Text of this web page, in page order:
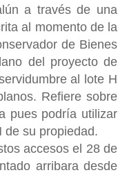
a través de una
al momento de la
de Bienes
del proyecto de
al lote H
Refiere sobre
pues podría utilizar
de su propiedad.
accesos el 28 de
arribara desde